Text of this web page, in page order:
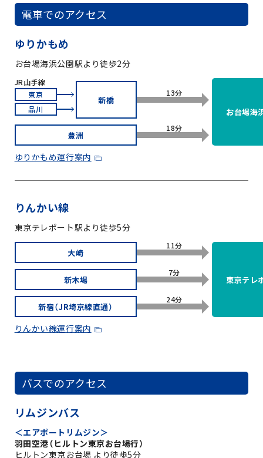
電車でのアクセス
ゆりかもめ
お台場海浜公園駅より徒歩2分
JR山手線
東京
品川
新橋
13分
豊洲
18分
お台場海
ゆりかもめ運行案内
りんかい線
東京テレポート駅より徒歩5分
大崎
11分
新木場
7分
新宿（JR埼京線直通）
24分
東京テレ
りんかい線運行案内
バスでのアクセス
リムジンバス
＜エアポートリムジン＞
羽田空港（ヒルトン東京お台場行）
ヒルトン東京お台場 より徒歩5分